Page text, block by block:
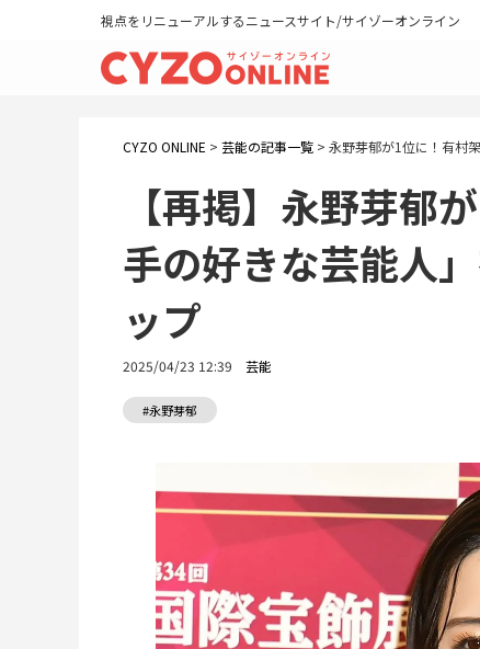
視点をリニューアルするニュースサイト/サイゾーオンライン
CYZO ONLINE > 芸能の記事一覧 > 永野芽郁が1位に！有村
【再掲】永野芽郁
手の好きな芸能人
ップ
2025/04/23 12:39 芸能
#永野芽郁